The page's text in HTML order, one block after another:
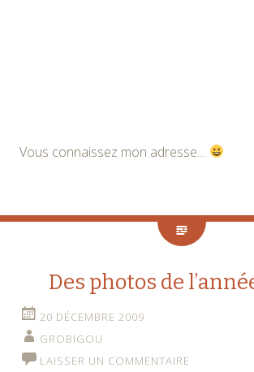
Vous connaissez mon adresse…
Des photos de
20 DÉCEMBRE 2009
GROBIGOU
LAISSER UN COMMENTAIRE